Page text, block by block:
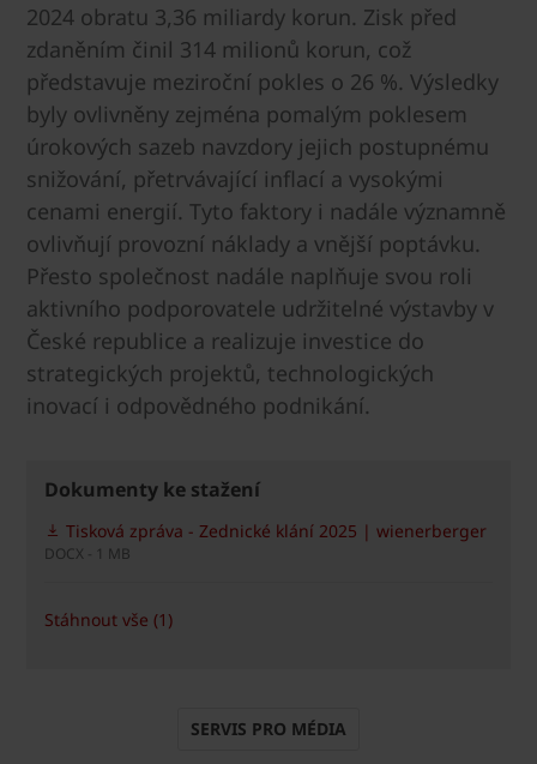
2024 obratu 3,36 miliardy korun. Zisk před
zdaněním činil 314 milionů korun, což
představuje meziroční pokles o 26 %. Výsledky
byly ovlivněny zejména pomalým poklesem
úrokových sazeb navzdory jejich postupnému
snižování, přetrvávající inflací a vysokými
cenami energií. Tyto faktory i nadále významně
ovlivňují provozní náklady a vnější poptávku.
Přesto společnost nadále naplňuje svou roli
aktivního podporovatele udržitelné výstavby v
České republice a realizuje investice do
strategických projektů, technologických
inovací i odpovědného podnikání.
Dokumenty ke stažení
Tisková zpráva - Zednické klání 2025 | wienerberger
DOCX - 1 MB
Stáhnout vše (1)
SERVIS PRO MÉDIA